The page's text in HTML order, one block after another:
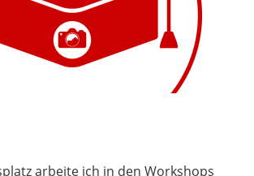
arbeite ich in den Workshops